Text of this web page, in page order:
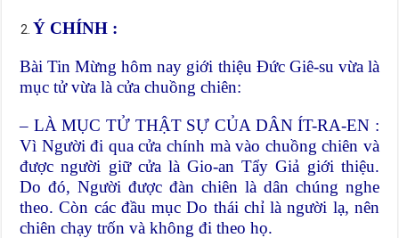
Ý CHÍNH :
Bài Tin Mừng hôm nay giới thiệu Đức Giê-su vừa là
mục tử vừa là cửa chuồng chiên:
– LÀ MỤC TỬ THẬT SỰ CỦA DÂN ÍT-RA-EN :
Vì Người đi qua cửa chính mà vào chuồng chiên và
được người giữ cửa là Gio-an Tẩy Giả giới thiệu.
Do đó, Người được đàn chiên là dân chúng nghe
theo. Còn các đầu mục Do thái chỉ là người lạ, nên
chiên chạy trốn và không đi theo họ.